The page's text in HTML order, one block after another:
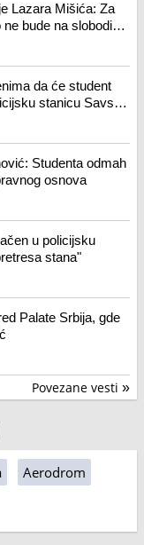
Lazara Mišića: Za
bude na slobodi
da će student
stanicu Savski
Studenta odmah
osnova
u policijsku
stana"
Palate Srbija, gde
Povezane vesti »
Aerodrom